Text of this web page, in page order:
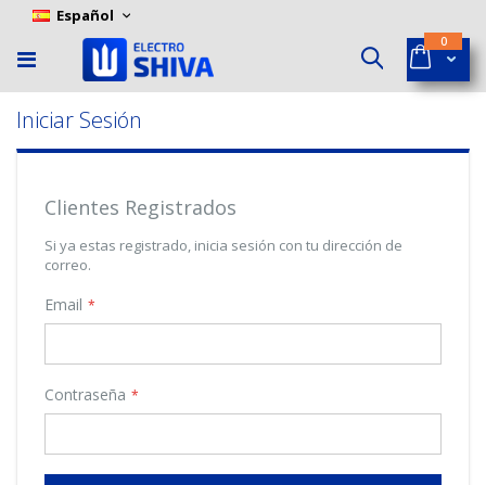
Skip
to
Content
LanguageEspañol
Cart
0ítems
Buscar
Iniciar Sesión
Clientes Registrados
Si ya estas registrado, inicia sesión con tu dirección de
correo.
Email
Contraseña